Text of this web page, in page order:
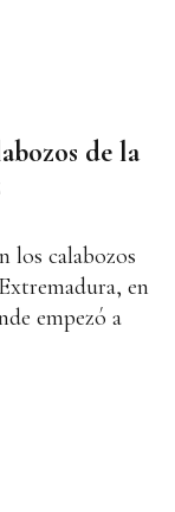
de la
los calabozos
en
empezó a